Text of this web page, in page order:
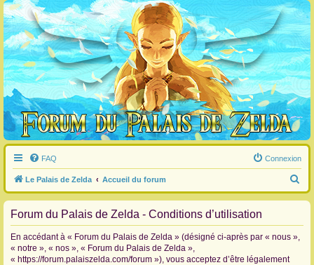
FAQ Connexion
Le Palais de Zelda Accueil du forum
e
Forum du Palais de Zelda - Conditions d’utilisation
En accédant à « Forum du Palais de Zelda » (désigné ci-après par « nous »,
« notre », « nos », « Forum du Palais de Zelda »,
« https://forum.palaiszelda.com/forum »), vous acceptez d’être légalement